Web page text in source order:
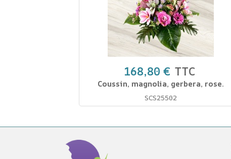
168,80 € TTC
Coussin, magnolia, gerbera, rose.
SCS25502